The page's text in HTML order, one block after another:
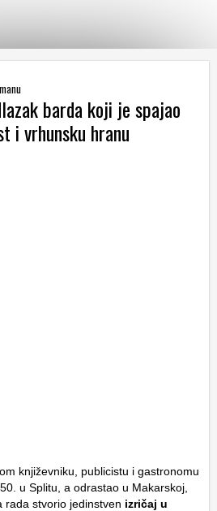
barda koji je spajao
i vrhunsku hranu
književniku, publicistu i gastronomu
u Splitu, a odrastao u Makarskoj,
rada stvorio jedinstven izričaj u